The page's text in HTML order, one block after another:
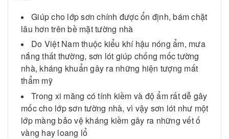
Giúp cho lớp sơn chính được ổn định, bám chặt
lâu hơn trên bề mặt tường nhà
Do Việt Nam thuộc kiểu khí hậu nóng ẩm, mưa
nắng thất thường, sơn lót giúp chống mốc tường
nhà, kháng khuẩn gây ra những hiện tượng mất
thẩm mỹ
Trong xi măng có tính kiềm và độ ẩm rất dễ gây
mốc cho lớp sơn tường nhà, vì vậy sơn lót như một
lớp màng bảo vệ kháng kiềm gây ra những vết ố
vàng hay loang lổ